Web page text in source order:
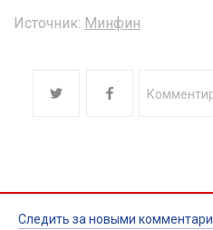
Источник: Минфин
Следить за новыми